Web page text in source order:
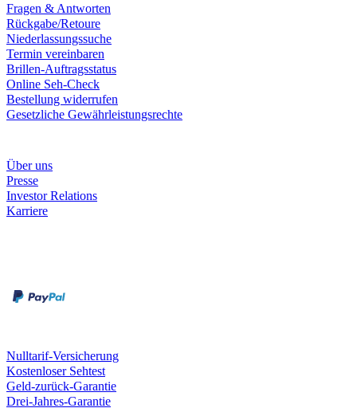
Fragen & Antworten
Rückgabe/Retoure
Niederlassungssuche
Termin vereinbaren
Brillen-Auftragsstatus
Online Seh-Check
Bestellung widerrufen
Gesetzliche Gewährleistungsrechte
Über uns
Presse
Investor Relations
Karriere
Nulltarif-Versicherung
Kostenloser Sehtest
Geld-zurück-Garantie
Drei-Jahres-Garantie